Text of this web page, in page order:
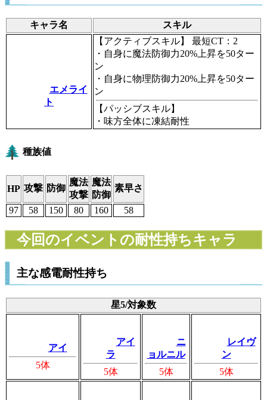
キャラ名 スキル
エメライ
ト
【アクティブスキル】
最短CT：2
・自身に魔法防御力20%上昇を50ター
ン
・自身に物理防御力20%上昇を50ター
ン
【パッシブスキル】
・味方全体に凍結耐性
種族値
HP 攻撃 防御
魔法
攻撃
魔法
防御
素早さ
97 58 150 80 160 58
今回のイベントの耐性持ちキャラ
主な感電耐性持ち
星5/対象数
アイ
5体
アイ
ラ
5体
ニ
ョルニル
5体
レイヴ
ン
5体